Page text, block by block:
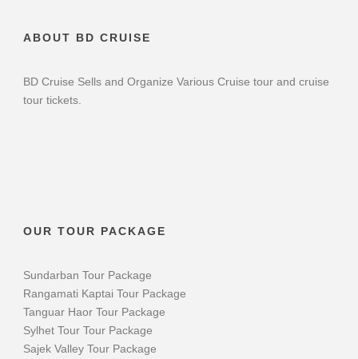
ABOUT BD CRUISE
BD Cruise Sells and Organize Various Cruise tour and cruise
tour tickets.
OUR TOUR PACKAGE
Sundarban Tour Package
Rangamati Kaptai Tour Package
Tanguar Haor Tour Package
Sylhet Tour Tour Package
Sajek Valley Tour Package